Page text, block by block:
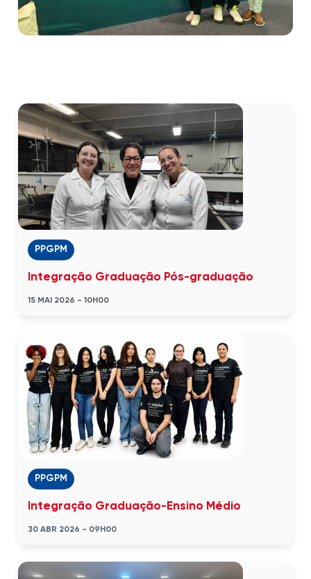
PPGPM
Integração Graduação Pós-graduação
15 MAI 2026 - 10H00
PPGPM
Integração Graduação-Ensino Médio
30 ABR 2026 - 09H00